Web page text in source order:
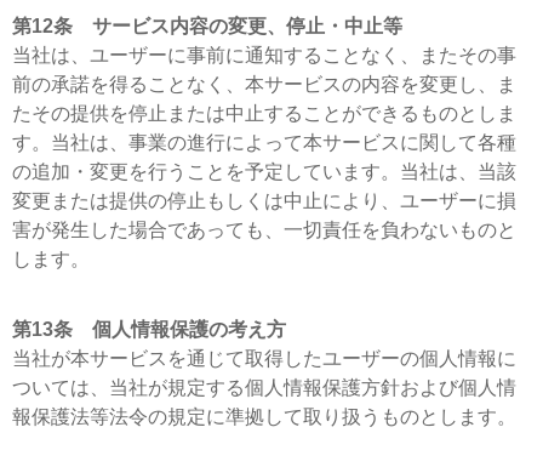
第12条 サービス内容の変更、停止・中止等
当社は、ユーザーに事前に通知することなく、またその事
前の承諾を得ることなく、本サービスの内容を変更し、ま
たその提供を停止または中止することができるものとしま
す。当社は、事業の進行によって本サービスに関して各種
の追加・変更を行うことを予定しています。当社は、当該
変更または提供の停止もしくは中止により、ユーザーに損
害が発生した場合であっても、一切責任を負わないものと
します。
第13条 個人情報保護の考え方
当社が本サービスを通じて取得したユーザーの個人情報に
ついては、当社が規定する個人情報保護方針および個人情
報保護法等法令の規定に準拠して取り扱うものとします。